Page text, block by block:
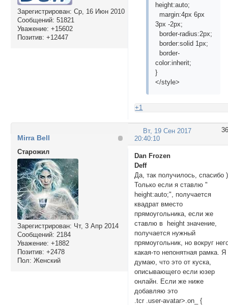
Зарегистрирован: Ср, 16 Июн 2010
Сообщений: 51821
Уважение: +15602
Позитив: +12447
height:auto;
margin:4px 6px
3px -2px;
border-radius:2px;
border:solid 1px;
border-
color:inherit;
}
</style>
+1
36
Вт, 19 Сен 2017
20:40:10
Mirra Bell
Cтарожил
Зарегистрирован: Чт, 3 Апр 2014
Сообщений: 2184
Уважение: +1882
Позитив: +2478
Пол: Женский
Dan Frozen
Deff
Да, так получилось, спасибо )
Только если я ставлю "
height:auto;", получается
квадрат вместо
прямоугольника, если же
ставлю в height значение,
получается нужный
прямоугольник, но вокруг
какая-то непонятная рамка. Я
думаю, что это от куска,
описывающего если юзер
онлайн. Если же ниже
добавляю это
.tcr .user-avatar>.on_ {